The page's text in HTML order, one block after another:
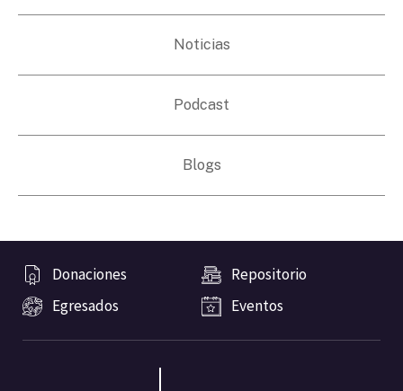
Noticias
Podcast
Blogs
Donaciones
Repositorio
Egresados
Eventos